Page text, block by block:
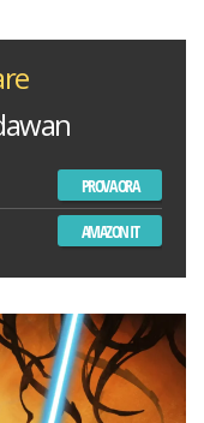
PROVA ORA
AMAZON IT